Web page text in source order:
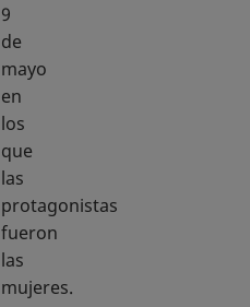
9
de
mayo
en
los
que
las
protagonistas
fueron
las
mujeres.